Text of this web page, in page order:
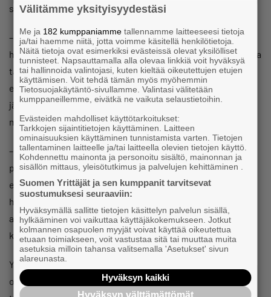
saavuttamisessa.
– Paikallinen sopiminen ei ole reitti työehtojen
heikentämiseen, vaan se on yhdessä tekemistä ja sopimista
tavalla, jossa sekä yrittäjän ja yrityksen että työntekijöiden
edut ja tarpeet voidaan huomioida, esimerkiksi työaikojen
järjestelyjen osalta. Yritys ei voi menestyä ilman
motivoituneita ja sitoutuneita työntekijöitä.
– Kun kerran on tahtoa ja luottamusta sopimiseen, sille
pitäisi antaa myös lainsäädännössä tilaa. Tällä hetkellä
erityisesti pienten yritysten mahdollisuudet sopia yhdessä
henkilöstönsä kanssa ovat kaikkein rajoitetuimmat. Tässä
avain on hallituksella ja eduskunnalla ja kannustan sitä
käyttämään, Makkula vetoaa päättäjiin.
Yrityksen kilpailukyvyn parantamista tai paikallisten
olosuhteiden huomioimista pidettiin kyselyssä vähemmän
Välitämme yksityisyydestäsi
Me ja 182 kumppaniamme tallennamme laitteeseesi tietoja
ja/tai haemme niitä, jotta voimme käsitellä henkilötietoja.
Näitä tietoja ovat esimerkiksi evästeissä olevat yksilölliset
tunnisteet. Napsauttamalla alla olevaa linkkiä voit hyväksyä
tai hallinnoida valintojasi, kuten kieltää oikeutettujen etujen
käyttämisen. Voit tehdä tämän myös myöhemmin
Tietosuojakäytäntö-sivullamme. Valintasi välitetään
kumppaneillemme, eivätkä ne vaikuta selaustietoihin.
Evästeiden mahdolliset käyttötarkoitukset:
Tarkkojen sijaintitietojen käyttäminen. Laitteen
ominaisuuksien käyttäminen tunnistamista varten. Tietojen
tallentaminen laitteelle ja/tai laitteella olevien tietojen käyttö.
Kohdennettu mainonta ja personoitu sisältö, mainonnan ja
sisällön mittaus, yleisötutkimus ja palvelujen kehittäminen .
Suomen Yrittäjät ja sen kumppanit tarvitsevat
suostumuksesi seuraaviin:
Hyväksymällä sallitte tietojen käsittelyn palvelun sisällä,
hylkääminen voi vaikuttaa käyttäjäkokemukseen. Jotkut
kolmannen osapuolen myyjät voivat käyttää oikeutettua
etuaan toimiakseen, voit vastustaa sitä tai muuttaa muita
asetuksia milloin tahansa valitsemalla 'Asetukset' sivun
alareunasta.
Hyväksyn kaikki
Hyväksyn välttämättömät